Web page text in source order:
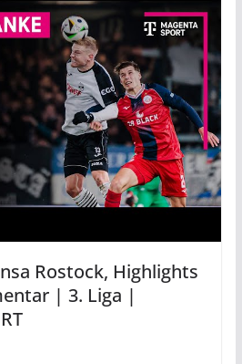
Rostock, Highlights
| 3. Liga |